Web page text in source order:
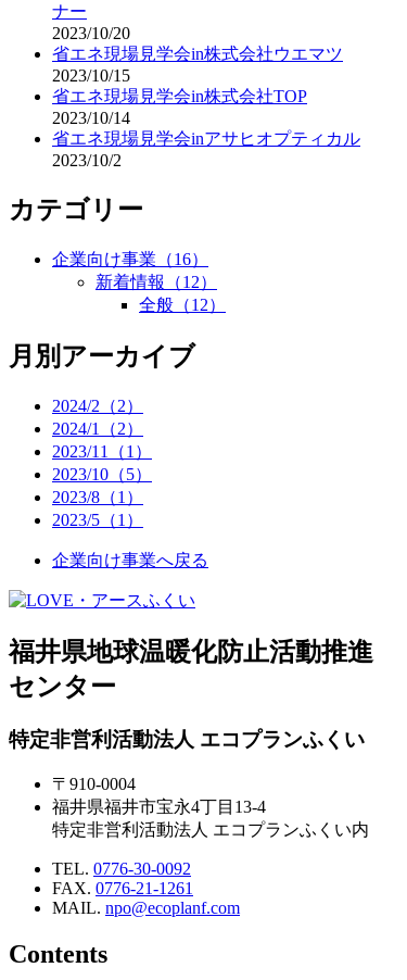
ナー
2023/10/20
省エネ現場見学会in株式会社ウエマツ
2023/10/15
省エネ現場見学会in株式会社TOP
2023/10/14
省エネ現場見学会inアサヒオプティカル
2023/10/2
カテゴリー
企業向け事業 （16）
新着情報
（12）
全般 （12）
月別アーカイブ
2024/2（2）
2024/1（2）
2023/11（1）
2023/10（5）
2023/8（1）
2023/5（1）
企業向け事業へ戻る
福井県地球温暖化防止活動推進
センター
特定非営利活動法人 エコプランふくい
〒910-0004
福井県福井市宝永4丁目13-4
特定非営利活動法人 エコプランふくい内
TEL. 0776-30-0092
FAX. 0776-21-1261
MAIL. npo@ecoplanf.com
Contents